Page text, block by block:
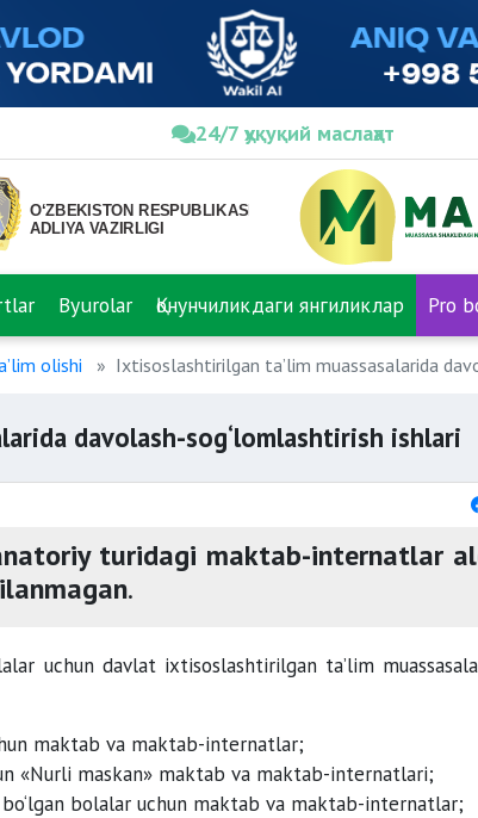
24/7 ҳуқуқий маслаҳат
Byurolar Қонунчиликдаги янгиликлар Pro
olishi Ixtisoslashtirilgan ta’lim muassasalarida
davolash-sog‘lomlashtirish ishlari
turidagi maktab-internatlar
.
uchun davlat ixtisoslashtirilgan ta’lim
maktab va maktab-internatlar;
«Nurli maskan» maktab va maktab-internatlari;
bolalar uchun maktab va maktab-internatlar;